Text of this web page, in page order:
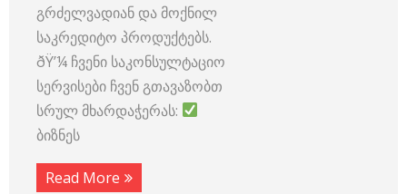
გრძელვადიან და მოქნილ
საკრედიტო პროდუქტებს.
ðŸ’¼ ჩვენი საკონსულტაციო
სერვისები ჩვენ გთავაზობთ
სრულ მხარდაჭერას:
ბიზნეს
Read More